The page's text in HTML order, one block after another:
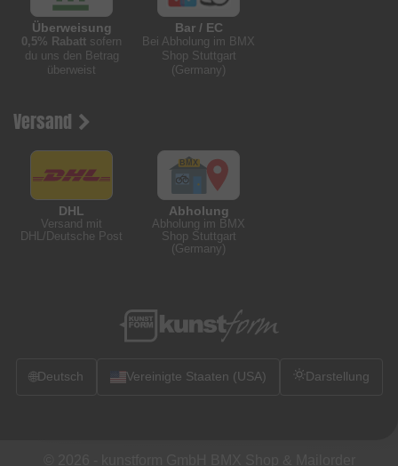
Überweisung
0,5% Rabatt sofern
du uns den Betrag
überweist
Bar / EC
Bei Abholung im BMX
Shop Stuttgart
(Germany)
Versand
DHL
Versand mit
DHL/Deutsche Post
Abholung
Abholung im BMX
Shop Stuttgart
(Germany)
🌐Deutsch Vereinigte Staaten (USA) Darstellung